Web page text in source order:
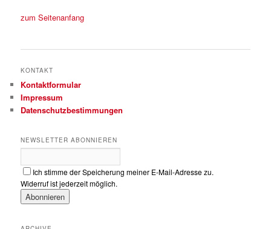
zum Seitenanfang
KONTAKT
Kontaktformular
Impressum
Datenschutzbestimmungen
NEWSLETTER ABONNIEREN
Ich stimme der Speicherung meiner E-Mail-Adresse zu.
Widerruf ist jederzeit möglich.